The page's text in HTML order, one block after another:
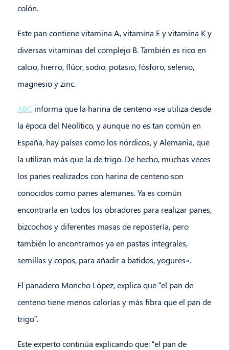
colón.
Este pan contiene vitamina A, vitamina E y vitamina K y
diversas vitaminas del complejo B. También es rico en
calcio, hierro, flúor, sodio, potasio, fósforo, selenio,
magnesio y zinc.
ABC informa que la harina de centeno «se utiliza desde
la época del Neolítico, y aunque no es tan común en
España, hay países como los nórdicos, y Alemania, que
la utilizan más que la de trigo. De hecho, muchas veces
los panes realizados con harina de centeno son
conocidos como panes alemanes. Ya es común
encontrarla en todos los obradores para realizar panes,
bizcochos y diferentes masas de repostería, pero
también lo encontramos ya en pastas integrales,
semillas y copos, para añadir a batidos, yogures».
El panadero Moncho López, explica que “el pan de
centeno tiene menos calorías y más fibra que el pan de
trigo”.
Este experto continúa explicando que: “el pan de